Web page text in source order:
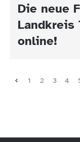
Die neue
Landkreis
online!
1 2 3 4